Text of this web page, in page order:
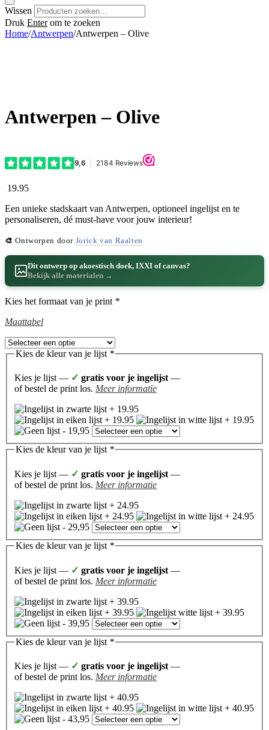
Wissen
Druk Enterom te zoeken
Home/Antwerpen/Antwerpen – Olive
Antwerpen – Olive
19.95
Een unieke stadskaart van Antwerpen, optioneel ingelijst en te
personaliseren, dé must-have voor jouw interieur!
🎨Ontworpen door Jorick van Raalten
Dit ontwerp op akoestisch doek, IXXI of canvas?
Bekijk alle materialen →
Kies het formaat van je print *
Maattabel
Kies de kleur van je lijst *
Kies je lijst — ✓ gratis voor je ingelijst—
of bestel de print los. Meer informatie
Kies de kleur van je lijst *
Kies je lijst — ✓ gratis voor je ingelijst —
of bestel de print los. Meer informatie
Kies de kleur van je lijst *
Kies je lijst — ✓ gratis voor je ingelijst —
of bestel de print los. Meer informatie
Kies de kleur van je lijst *
Kies je lijst — ✓ gratis voor je ingelijst —
of bestel de print los. Meer informatie